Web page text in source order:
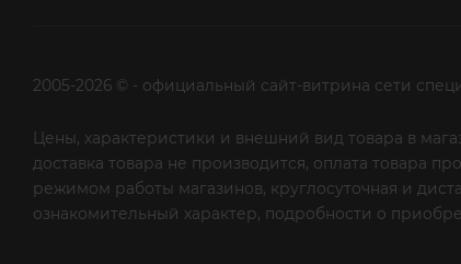
2005-2026 © - официальный сайт-витрина сети
Цены, характеристики и внешний вид товара в
доставка товара не производится, оплата товара
режимом работы магазинов, круглосуточная и
ознакомительный характер, подробности о